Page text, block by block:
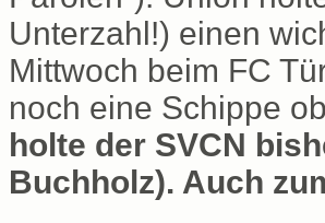
Unterzahl!) einen
Mittwoch beim FC
noch eine Schippe
holte der SVCN
Buchholz). Auch